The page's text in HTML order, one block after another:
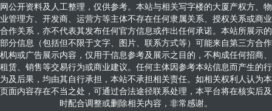
网公开资料及人工整理，仅供参考。本站与相关写字楼的大厦产权方、物
业管理方、开发商、运营方等主体不存在任何隶属关系、授权关系或商业
合作关系，亦不代表其发布任何官方信息或作出任何承诺。本站所展示的
部分信息（包括但不限于文字、图片、联系方式等）可能来自第三方合作
机构或广告展示内容，仅用于信息参考及展示之目的，不构成任何招商、
租赁、销售等交易行为或商业建议。任何主体因参考本站信息而产生的行
为及后果，均由其自行承担，本站不承担相关责任。如相关权利人认为本
页面内容存在不当之处，可通过合法途径联系处理，本平台将在核实后及
时配合调整或删除相关内容，非常感谢。